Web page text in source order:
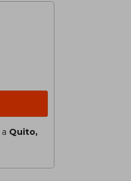
a Quito,